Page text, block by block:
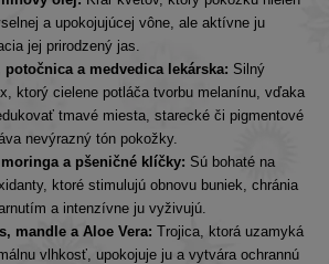
a upokojujúcej vône, ale aktívne ju
jej prirodzený jas.
a medvedica lekárska: Silný
ktorý cielene potláča tvorbu melanínu, vďaka
tmavé miesta, starecké či pigmentové
nevýrazný tón pokožky.
a pšeničné klíčky: Sú bohaté na
ktoré stimulujú obnovu buniek, chránia
a intenzívne ju vyživujú.
mandle a Aloe Vera: Trojica, ktorá uzamyká
vlhkosť, upokojuje ju a vytvára ochrannú